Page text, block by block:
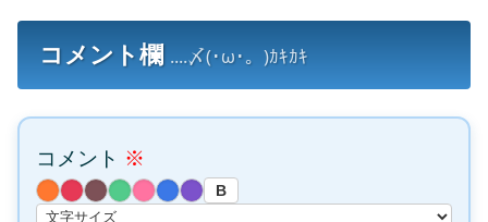
コメント欄 ....〆(･ω･。)ｶｷｶｷ
コメント ※
B